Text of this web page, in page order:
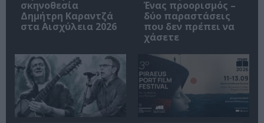
σκηνοθεσία
Δημήτρη Καραντζά
στα Αισχύλεια 2026
Ένας προορισμός –
δύο παραστάσεις
που δεν πρέπει να
χάσετε